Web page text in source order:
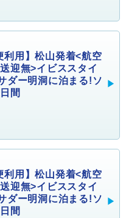
利用】松山発着<航空
迎無>イビススタイ
ダー明洞に泊まる!ソ
間
利用】松山発着<航空
迎無>イビススタイ
ダー明洞に泊まる!ソ
間